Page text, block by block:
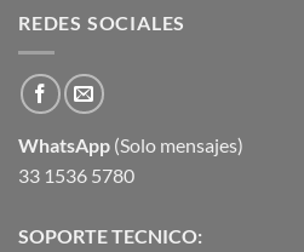
REDES SOCIALES
WhatsApp (Solo mensajes)
33 1536 5780
SOPORTE TECNICO: